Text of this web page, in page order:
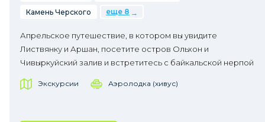
Камень Черского
еще 8
Апрельское путешествие, в котором вы увидите
Листвянку и Аршан, посетите остров Ольхон и
Чивыркуйский залив и встретитесь с байкальской нерпой
Экскурсии Аэролодка (хивус)